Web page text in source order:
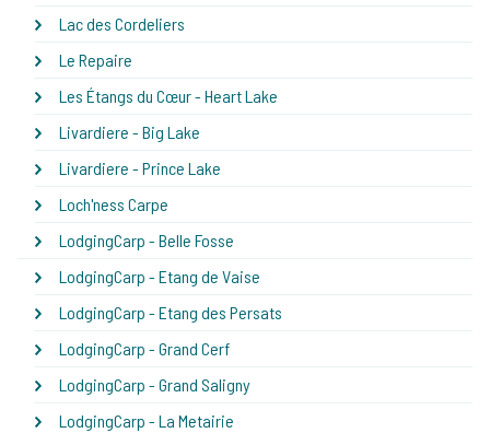
Lac des Cordeliers
Le Repaire
Les Étangs du Cœur - Heart Lake
Livardiere - Big Lake
Livardiere - Prince Lake
Loch'ness Carpe
LodgingCarp - Belle Fosse
LodgingCarp - Etang de Vaise
LodgingCarp - Etang des Persats
LodgingCarp - Grand Cerf
LodgingCarp - Grand Saligny
LodgingCarp - La Metairie